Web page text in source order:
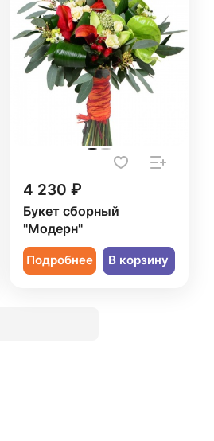
4 230 ₽
Букет сборный
"Модерн"
Подробнее В корзину